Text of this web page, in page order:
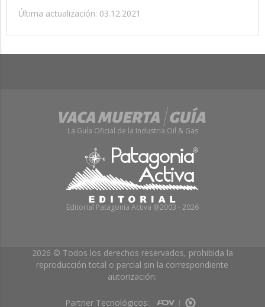
Última actualización: 03.12.2021
La Guía Oficial de la Industria Oil & Gas
Editorial Patagonia Activa @2003 - 2026
2026 © Todos los derechos reservados, prohibida la
reproducción total o parcial sin la correspondiente
autorización.
Partner Tecnológicos: